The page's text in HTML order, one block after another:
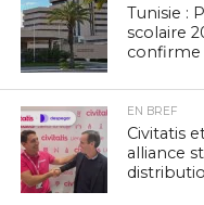
Tunisie :
scolaire
confirme
EN BREF
Civitatis
alliance